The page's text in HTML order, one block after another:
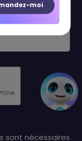
sont nécessaires
moi